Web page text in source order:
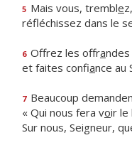
5 Mais vous, tremble
réfléchissez dans le
6 Offrez les offra
et faites confiance au
7 Beaucoup
« Qui nous fera voir le
Sur nous, Seigneur,